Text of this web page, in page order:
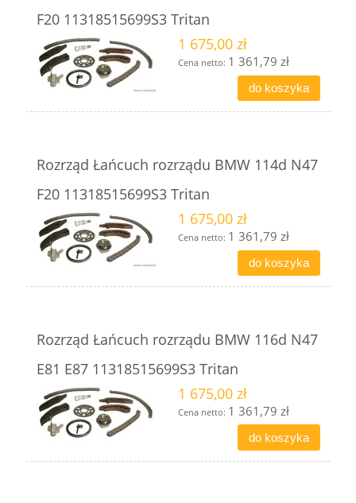
F20 11318515699S3 Tritan
1 675,00 zł
Cena netto: 1 361,79 zł
do koszyka
Rozrząd Łańcuch rozrządu BMW 114d N47
F20 11318515699S3 Tritan
1 675,00 zł
Cena netto: 1 361,79 zł
do koszyka
Rozrząd Łańcuch rozrządu BMW 116d N47
E81 E87 11318515699S3 Tritan
1 675,00 zł
Cena netto: 1 361,79 zł
do koszyka